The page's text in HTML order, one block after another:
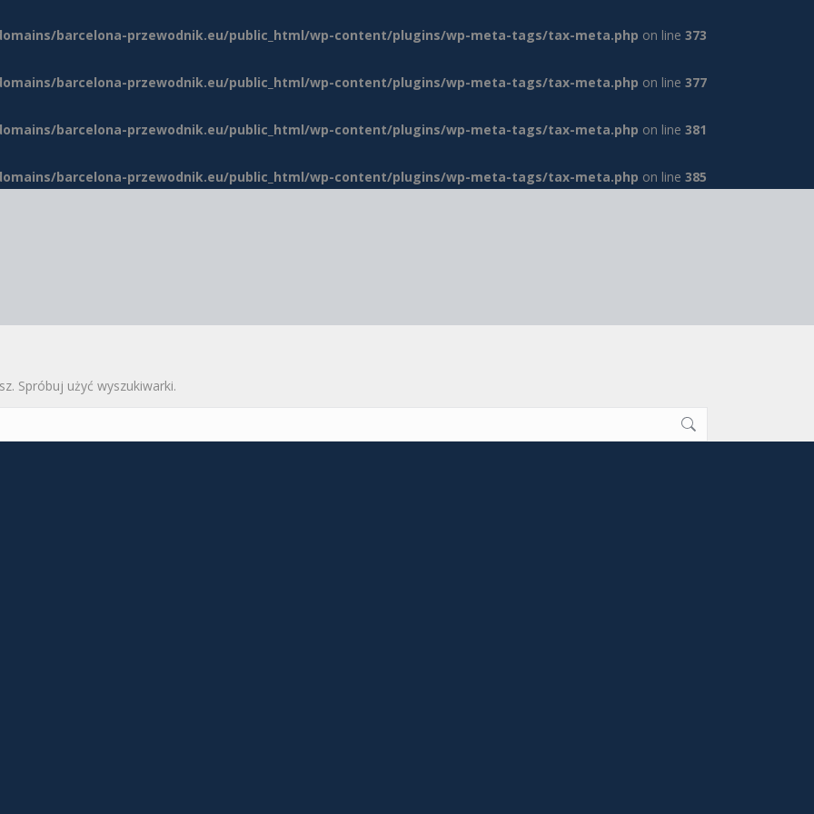
barcelona-przewodnik.eu/public_html/wp-content/plugins/wp-meta-tags/tax-meta.php on line 373
barcelona-przewodnik.eu/public_html/wp-content/plugins/wp-meta-tags/tax-meta.php on line 377
barcelona-przewodnik.eu/public_html/wp-content/plugins/wp-meta-tags/tax-meta.php on line 381
barcelona-przewodnik.eu/public_html/wp-content/plugins/wp-meta-tags/tax-meta.php on line 385
Spróbuj użyć wyszukiwarki.